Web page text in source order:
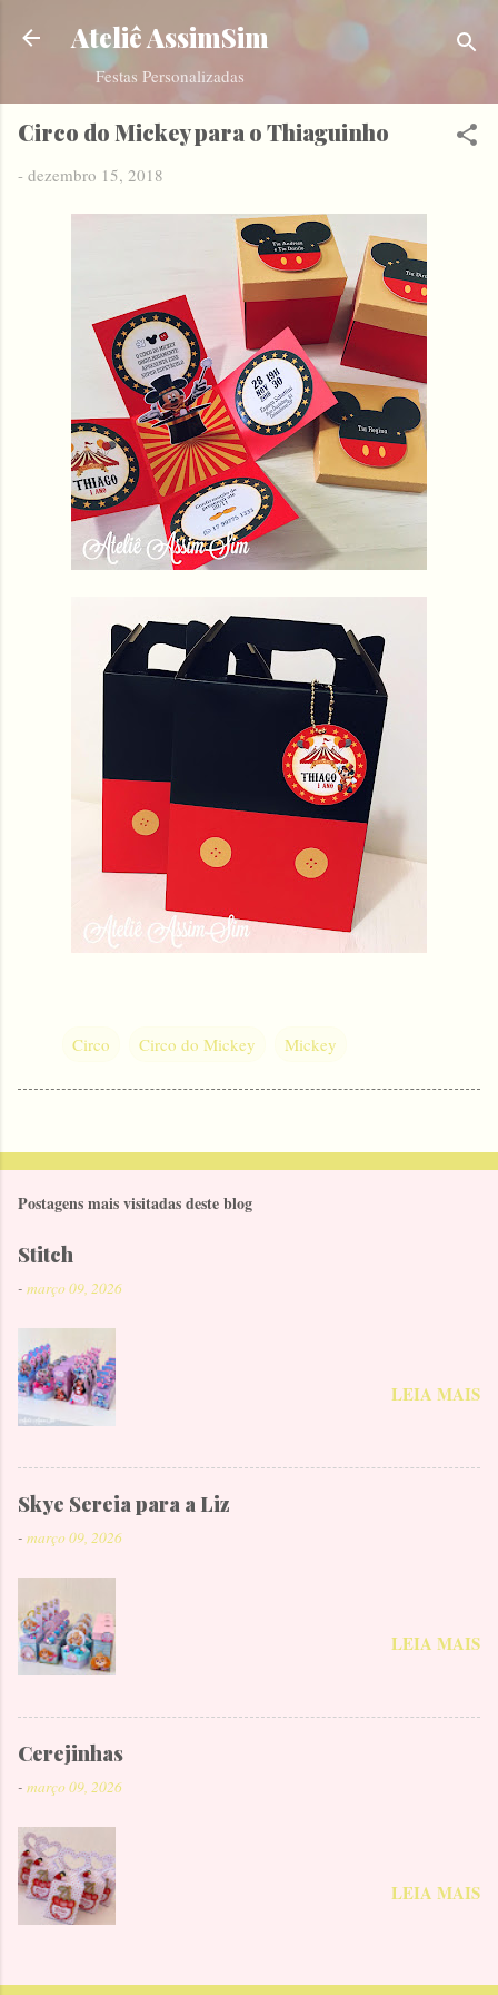
Pular para o conteúdo principal
Ateliê AssimSim
Festas Personalizadas
Circo do Mickey para o Thiaguinho
- dezembro 15, 2018
Circo Circo do Mickey Mickey
Postagens mais visitadas deste blog
Stitch
- março 09, 2026
LEIA MAIS
Skye Sereia para a Liz
- março 09, 2026
LEIA MAIS
Cerejinhas
- março 09, 2026
LEIA MAIS